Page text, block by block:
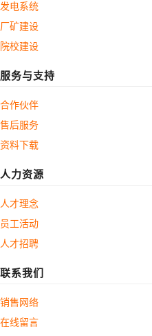
发电系统
厂矿建设
院校建设
服务与支持
合作伙伴
售后服务
资料下载
人力资源
人才理念
员工活动
人才招聘
联系我们
销售网络
在线留言